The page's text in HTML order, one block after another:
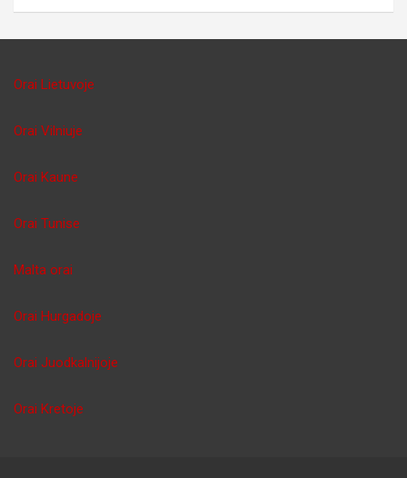
Orai Lietuvoje
Orai Vilniuje
Orai Kaune
Orai Tunise
Malta orai
Orai Hurgadoje
Orai Juodkalnijoje
Orai Kretoje